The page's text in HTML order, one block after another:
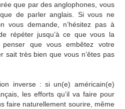
que par des anglophones, vous
que de parler anglais. Si vous ne
vous demande, n’hésitez pas à
répéter jusqu’à ce que vous la
penser que vous embêtez votre
sait très bien que vous n’êtes pas
inverse : si un(e) américain(e)
les efforts qu’il va faire pour
faire naturellement sourire, même